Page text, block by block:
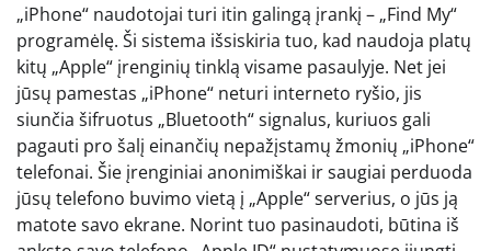
„iPhone“ naudotojai turi itin galingą įrankį – „Find My“
programėlę. Ši sistema išsiskiria tuo, kad naudoja platų
kitų „Apple“ įrenginių tinklą visame pasaulyje. Net jei
jūsų pamestas „iPhone“ neturi interneto ryšio, jis
siunčia šifruotus „Bluetooth“ signalus, kuriuos gali
pagauti pro šalį einančių nepažįstamų žmonių „iPhone“
telefonai. Šie įrenginiai anonimiškai ir saugiai perduoda
jūsų telefono buvimo vietą į „Apple“ serverius, o jūs ją
matote savo ekrane. Norint tuo pasinaudoti, būtina iš